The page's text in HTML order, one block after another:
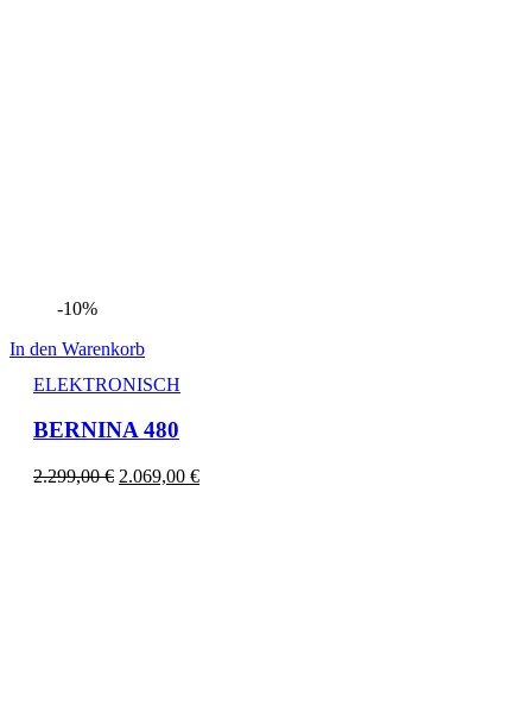
-10%
In den Warenkorb
ELEKTRONISCH
BERNINA 480
2.299,00€ 2.069,00 €